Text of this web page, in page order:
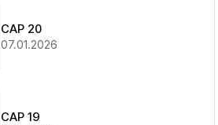
CAP 20
07.01.2026
CAP 19